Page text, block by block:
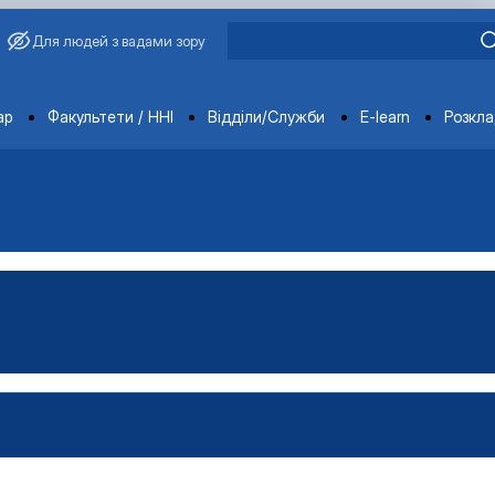
Для людей з вадами зору
Факультети / ННІ Відділи/Служби E-learn